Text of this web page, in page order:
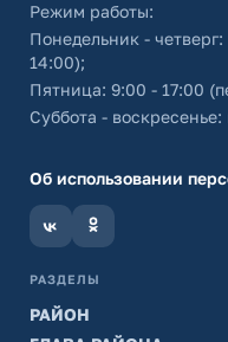
Режим работы:
Понедельник -
14:00);
Пятница: 9:00 - 17:00
Суббота -
Об использовании
РАЗДЕЛЫ
РАЙОН